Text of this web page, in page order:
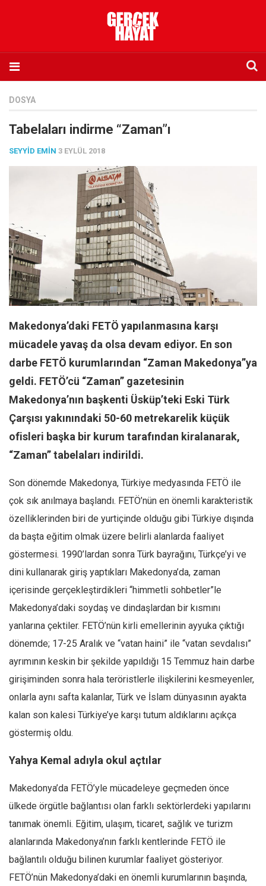
Künye
İletişim
Abone olmak istiyorum
Satış noktası listesi
Eksik sayıların temini
Sosyal Medya
Twitter
Facebook
Instagram
Editörden
Kemal Özer
Mahmut Toptaş
Yvonne Ridley
Barış Tarımcıoğlu
Ömer Kayani
Leyla Şerif Emin
Selçuk Türkyılmaz
Mehmet Ali Tekin
Abir E. Nahas
Amina S. Jenenkovic
Bağdagül Öz
Esra Elönü
» Yazar arşivi
Tüm Sayılar
Kategoriler
Kültür Sanat
Kitap
7 soruda bu hafta
Ekonomi
Manzara
Sağlık
DOSYA
Tabelaları indirme “Zaman”ı
SEYYID EMIN 3 EYLÜL 2018
Makedonya’daki FETÖ yapılanmasına karşı
mücadele yavaş da olsa devam ediyor. En son
darbe FETÖ kurumlarından “Zaman Makedonya”ya
geldi. FETÖ’cü “Zaman” gazetesinin
Makedonya’nın başkenti Üsküp’teki Eski Türk
Çarşısı yakınındaki 50-60 metrekarelik küçük
ofisleri başka bir kurum tarafından kiralanarak,
“Zaman” tabelaları indirildi.
Son dönemde Makedonya, Türkiye medyasında FETÖ ile
çok sık anılmaya başlandı. FETÖ’nün en önemli karakteristik
özelliklerinden biri de yurtiçinde olduğu gibi Türkiye dışında
da başta eğitim olmak üzere belirli alanlarda faaliyet
göstermesi. 1990’lardan sonra Türk bayrağını, Türkçe’yi ve
dini kullanarak giriş yaptıkları Makedonya’da, zaman
içerisinde gerçekleştirdikleri “himmetli sohbetler”le
Makedonya’daki soydaş ve dindaşlardan bir kısmını
yanlarına çektiler. FETÖ’nün kirli emellerinin ayyuka çıktığı
dönemde; 17-25 Aralık ve “vatan haini” ile “vatan sevdalısı”
ayrımının keskin bir şekilde yapıldığı 15 Temmuz hain darbe
girişiminden sonra hala teröristlerle ilişkilerini kesmeyenler,
onlarla aynı safta kalanlar, Türk ve İslam dünyasının ayakta
kalan son kalesi Türkiye’ye karşı tutum aldıklarını açıkça
göstermiş oldu.
Yahya Kemal adıyla okul açtılar
Makedonya’da FETÖ’yle mücadeleye geçmeden önce
ülkede örgütle bağlantısı olan farklı sektörlerdeki yapılarını
tanımak önemli. Eğitim, ulaşım, ticaret, sağlık ve turizm
alanlarında Makedonya’nın farklı kentlerinde FETÖ ile
bağlantılı olduğu bilinen kurumlar faaliyet gösteriyor.
FETÖ’nün Makedonya’daki en önemli kurumlarının başında,